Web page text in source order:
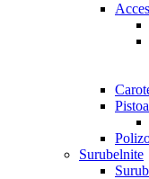
Surubelnite